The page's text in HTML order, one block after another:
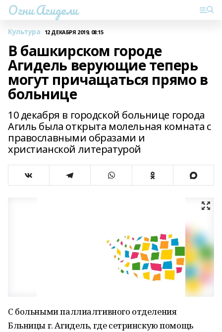
Огни Агидели
Культура 12 ДЕКАБРЯ 2019, 08:15
В башкирском городе
Агидель верующие теперь
могут причащаться прямо в
больнице
10 декабря в городской больнице города
Агиль была открыта молельная комната с
православными образами и
христианской литературой
С больными паллиалтивного отделения
Бльницы г. Агидель, где сетринскую помощь